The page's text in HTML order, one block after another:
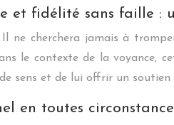
et fidélité sans faille :
ne cherchera jamais à
le contexte de la voyance,
sens et de lui offrir un
en toutes